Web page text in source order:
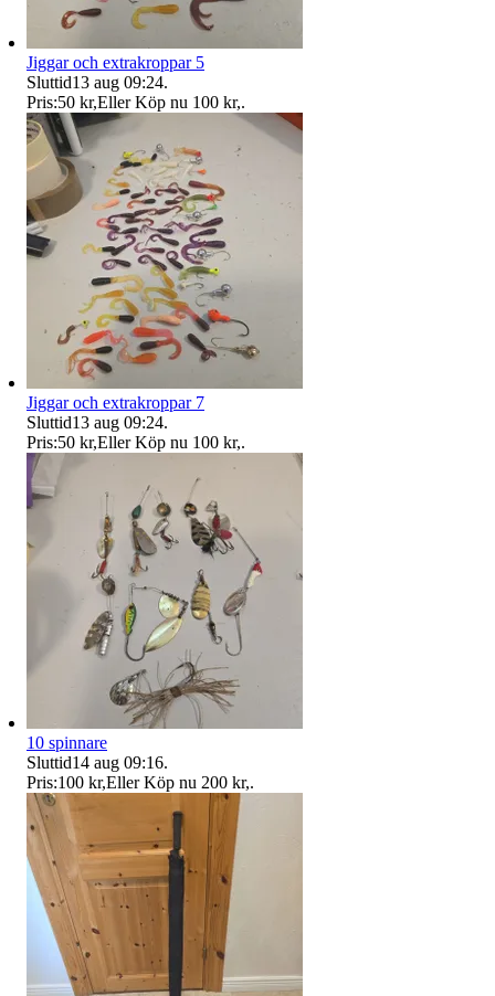
Jiggar och extrakroppar 5
Sluttid13 aug 09:24.
Pris:50 kr,Eller Köp nu 100 kr,.
Jiggar och extrakroppar 7
Sluttid13 aug 09:24.
Pris:50 kr,Eller Köp nu 100 kr,.
10 spinnare
Sluttid14 aug 09:16.
Pris:100 kr,Eller Köp nu 200 kr,.